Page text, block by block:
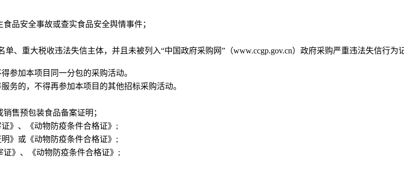
品安全事故或查实食品安全舆情事件；
单、重大税收违法失信主体，并且未被列入“中国政府采购网”（www.ccgp.gov.cn）政府采购严重违法失信行为
参加本项目同一分包的采购活动。
务的，不得再参加本项目的其他招标采购活动。
销售预包装食品备案证明 ；
》、《动物防疫条件合格证》;
》或《动物防疫条件合格证》;
》、《动物防疫条件合格证》;